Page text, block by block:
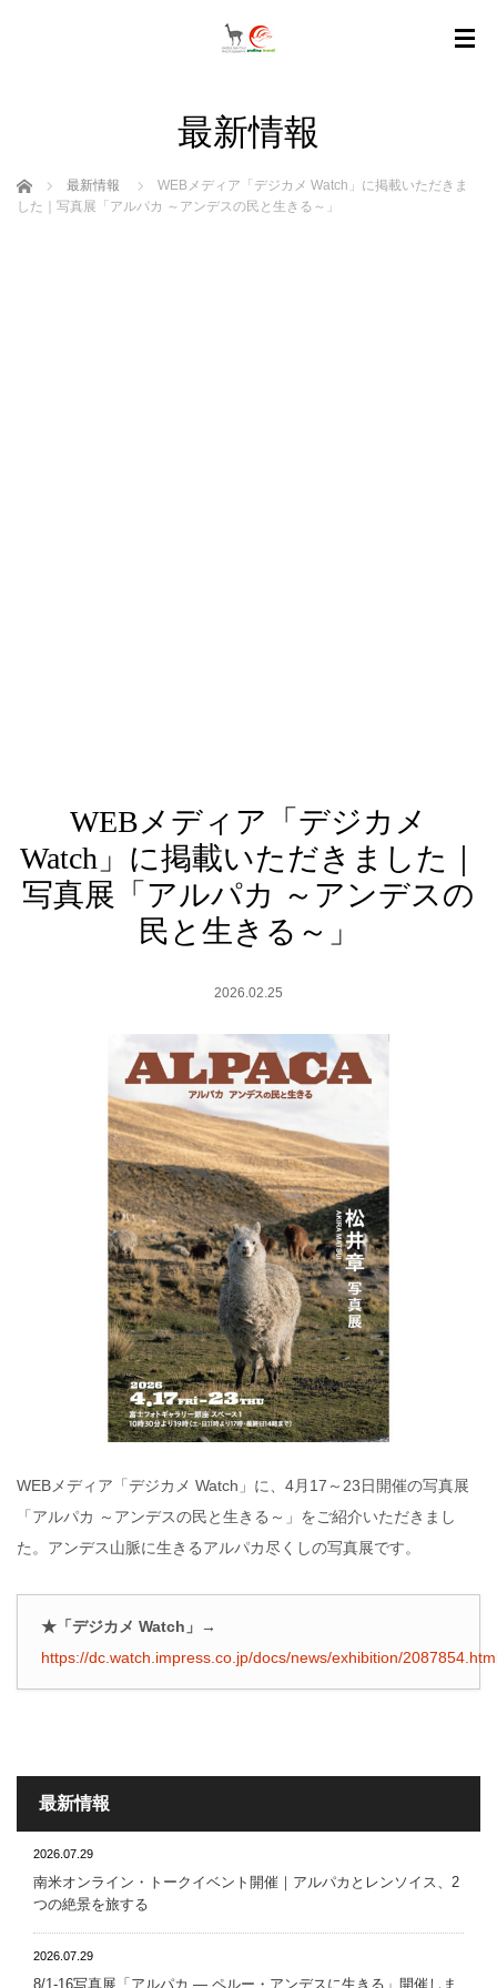
最新情報
ホーム 最新情報
WEBメディア「デジカメ Watch」に掲載いただきま
した｜写真展「アルパカ ～アンデスの民と生きる～」
WEBメディア「デジカメ
Watch」に掲載いただきました｜
写真展「アルパカ ～アンデスの
民と生きる～」
2026.02.25
WEBメディア「デジカメ Watch」に、4月17～23日開催の写真展
「アルパカ ～アンデスの民と生きる～」をご紹介いただきまし
た。アンデス山脈に生きるアルパカ尽くしの写真展です。
★「デジカメ Watch」→
https://dc.watch.impress.co.jp/docs/news/exhibition/
最新情報
2026.07.29
南米オンライン・トークイベント開催｜アルパカとレンソイス、2
つの絶景を旅する
2026.07.29
8/1-16写真展「アルパカ ― ペルー・アンデスに生きる」開催しま